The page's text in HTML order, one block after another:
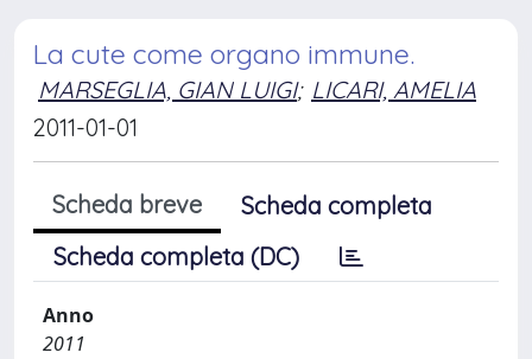
La cute come organo immune.
MARSEGLIA, GIAN LUIGI; LICARI, AMELIA
2011-01-01
Scheda breve
Scheda completa
Scheda completa (DC)
Anno
2011